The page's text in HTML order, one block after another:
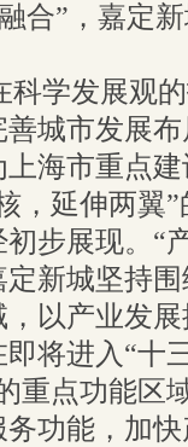
合”，嘉定
科学发展观
城市发展
海市重点
，延伸两翼
步展现。“
新城坚持
以产业发
将进入“十
重点功能区
功能，加